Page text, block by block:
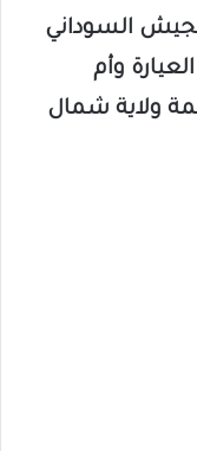
السوداني
وأم
ولاية شمال